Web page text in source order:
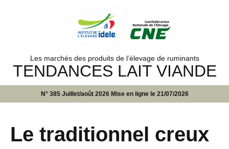
Les marchés des produits de l’élevage de ruminants
TENDANCES LAIT VIANDE
N° 385 Juillet/août 2026 Mise en ligne le 21/07/2026
Le traditionnel creux